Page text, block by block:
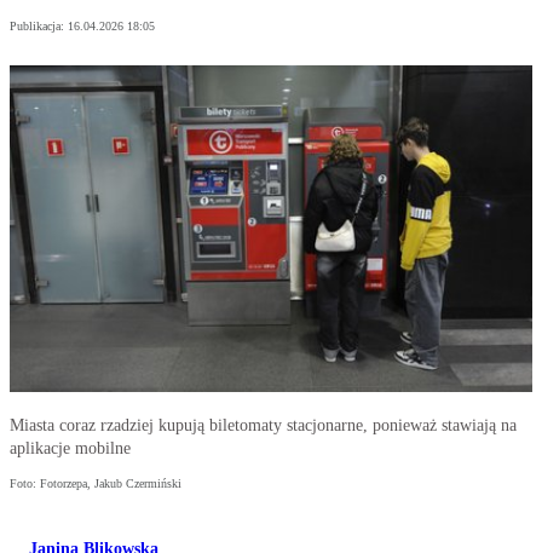
Publikacja: 16.04.2026 18:05
Miasta coraz rzadziej kupują biletomaty stacjonarne, ponieważ stawiają na
aplikacje mobilne
Foto: Fotorzepa, Jakub Czermiński
Janina Blikowska